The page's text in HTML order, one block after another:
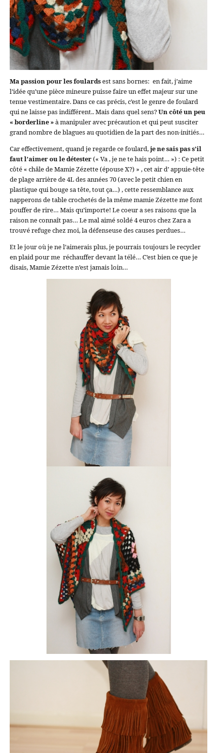
Ma passion pour les foulardsest sans bornes: en fait, j’aime
l’idée qu’une pièce mineure puisse faire un effet majeur sur une
tenue vestimentaire. Dans ce cas précis, c’est le genre de foulard
qui ne laisse pas indifférent.. Mais dans quel sens?Un côté un peu
« borderline »à manipuler avec précaution et qui peut susciter
grand nombre de blagues au quotidien de la part des non-initiés…
Car effectivement, quand je regarde ce foulard,je ne sais pas s’il
faut l’aimer ou le détester(« Va , je ne te hais point… ») : Ce petit
côté « châle de Mamie Zézette (épouse X?) » , cet air d’ appuie-tête
de plage arrière de 4L des années 70 (avec le petit chien en
plastique qui bouge sa tête, tout ça…) , cette ressemblance aux
napperons de table crochetés de la même mamie Zézette me font
pouffer de rire… Mais qu’importe! Le coeur a ses raisons que la
raison ne connaît pas… Le mal aimé soldé 4 euros chez Zara a
trouvé refuge chez moi, la défenseuse des causes perdues…
Et le jour où je ne l’aimerais plus, je pourrais toujours le recycler
en plaid pour me réchauffer devant la télé… C’est bien ce que je
disais, Mamie Zézette n’est jamais loin…